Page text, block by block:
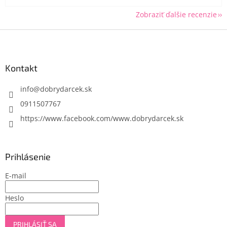
Zobraziť ďalšie recenzie
Kontakt
info@dobrydarcek.sk
0911507767
https://www.facebook.com/www.dobrydarcek.sk
Prihlásenie
E-mail
Heslo
PRIHLÁSIŤ SA